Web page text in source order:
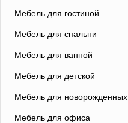
Мебель для гостиной
Мебель для спальни
Мебель для ванной
Мебель для детской
Мебель для новорожденных
Мебель для офиса